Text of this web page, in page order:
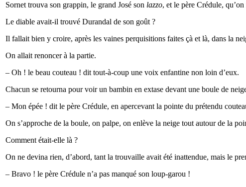
Sornet trouva son grappin, le grand José son lazzo, et le père Crédule,
Le diable avait-il trouvé Durandal de son goût ?
Il fallait bien y croire, après les vaines perquisitions faites çà et là, dans la
On allait renoncer à la partie.
– Oh ! le beau couteau ! dit tout-à-coup une voix enfantine non loin d’eux.
Chacun se retourna pour voir un bambin en extase devant une boule de
– Mon épée ! dit le père Crédule, en apercevant la pointe du prétendu
On s’approche de la boule, on palpe, on enlève la neige tout autour de la
Comment était-elle là ?
On ne devina rien, d’abord, tant la trouvaille avait été inattendue, mais le
– Bravo ! le père Crédule n’a pas manqué son loup-garou !